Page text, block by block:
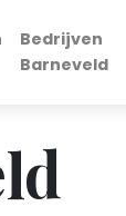
Bedrijven
Barneveld